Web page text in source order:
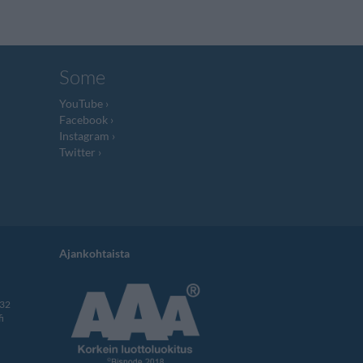
Some
YouTube
Facebook
Instagram
Twitter
Ajankohtaista